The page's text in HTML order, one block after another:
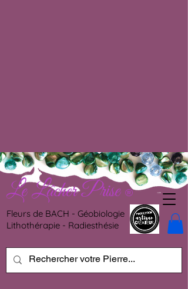
Le Lâcher Prise ®
Fleurs de BACH - Géobiologie
Lithothérapie - Radiesthésie